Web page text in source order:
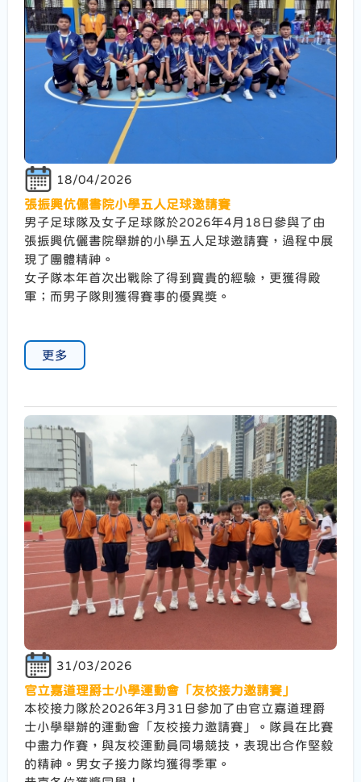
18/04/2026
張振興伉儷書院小學五人足球邀請賽
男子足球隊及女子足球隊於2026年4月18日參與了由
張振興伉儷書院舉辦的小學五人足球邀請賽，過程中展
現了團體精神。
女子隊本年首次出戰除了得到寶貴的經驗，更獲得殿
軍；而男子隊則獲得賽事的優異獎。
更多
31/03/2026
官立嘉道理爵士小學運動會「友校接力邀請賽」
本校接力隊於2026年3月31日參加了由官立嘉道理爵
士小學舉辦的運動會「友校接力邀請賽」。隊員在比賽
中盡力作賽，與友校運動員同場競技，表現出合作堅毅
的精神。男女子接力隊均獲得季軍。